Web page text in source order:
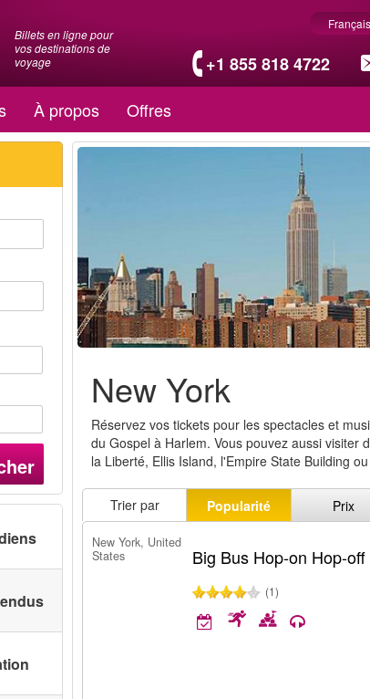
Billets en ligne pour
vos destinations de
voyage
+1 855 818 4722
Français
À propos Offres
New York
Réservez vos tickets pour les spectacles et
du Gospel à Harlem. Vous pouvez aussi visiter
la Liberté, Ellis Island, l'Empire State Building
Trier par Popularité Prix
New York, United
States
Big Bus Hop-on Hop-
(1)